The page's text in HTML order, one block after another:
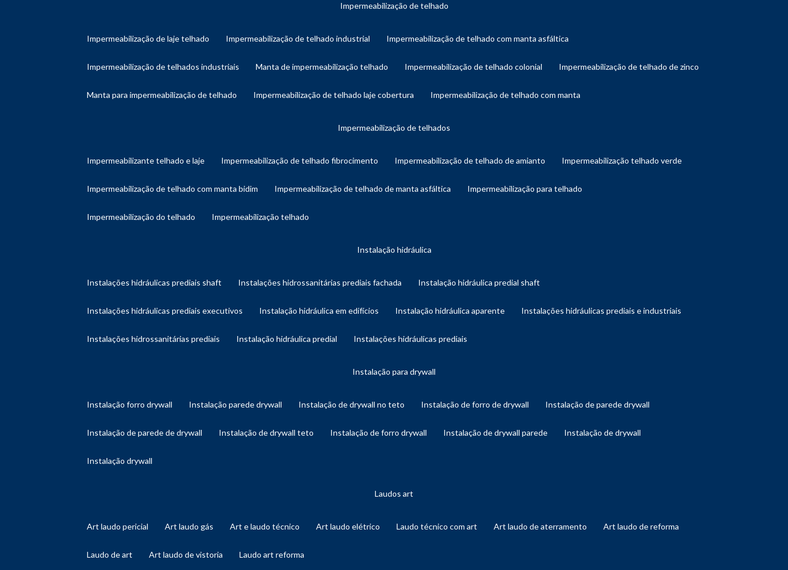
impermeabilização de telhado
impermeabilização de laje telhado impermeabilização de telhado industrial impermeabilização de telhado com manta asfáltica
impermeabilização de telhados industriais manta de impermeabilização telhado impermeabilização de telhado colonial impermeabilização de telhado de zinco
manta para impermeabilização de telhado impermeabilização de telhado laje cobertura impermeabilização de telhado com manta
impermeabilização de telhados
impermeabilizante telhado e laje impermeabilização de telhado fibrocimento impermeabilização de telhado de amianto impermeabilização telhado verde
impermeabilização de telhado com manta bidim impermeabilização de telhado de manta asfáltica impermeabilização para telhado
impermeabilização do telhado impermeabilização telhado
instalação hidráulica
instalações hidráulicas prediais shaft instalações hidrossanitárias prediais fachada instalação hidráulica predial shaft
instalações hidráulicas prediais executivos instalação hidráulica em edifícios instalação hidráulica aparente instalações hidráulicas prediais e industriais
instalações hidrossanitárias prediais instalação hidráulica predial instalações hidráulicas prediais
instalação para drywall
instalação forro drywall instalação parede drywall instalação de drywall no teto instalação de forro de drywall instalação de parede drywall
instalação de parede de drywall instalação de drywall teto instalação de forro drywall instalação de drywall parede instalação de drywall
instalação drywall
laudos art
art laudo pericial art laudo gás art e laudo técnico art laudo elétrico laudo técnico com art art laudo de aterramento art laudo de reforma
laudo de art art laudo de vistoria laudo art reforma